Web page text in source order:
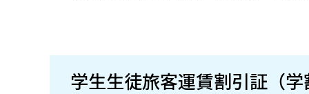
学生生徒旅客運賃割引証（